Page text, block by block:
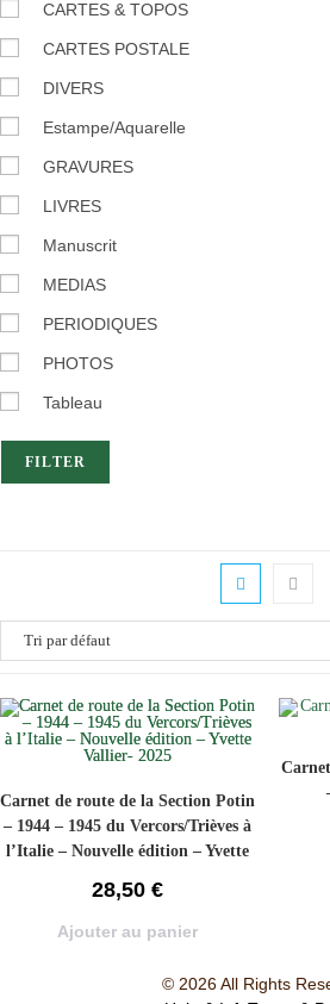
CARTES & TOPOS
CARTES POSTALE
DIVERS
Estampe/Aquarelle
GRAVURES
LIVRES
Manuscrit
MEDIAS
PERIODIQUES
PHOTOS
Tableau
FILTER
Carnet de route de la Section Potin
– 1944 – 1945 du Vercors/Trièves à
l’Italie – Nouvelle édition – Yvette
28,50 €
Ajouter au panier
© 2026 All Rights